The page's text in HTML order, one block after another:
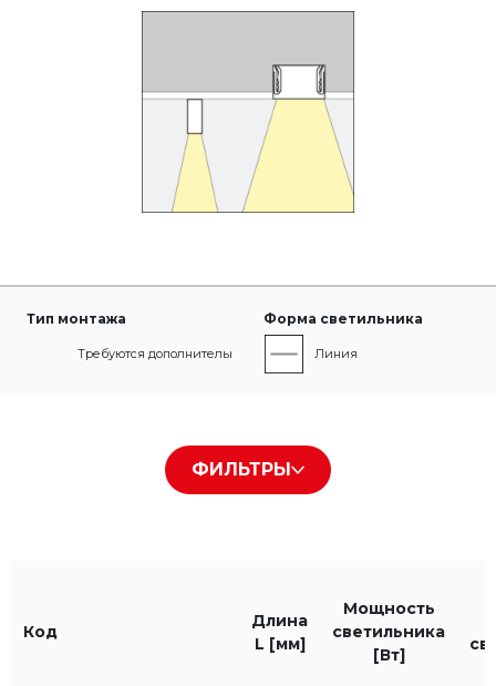
Тип монтажа
Требуются дополнительные монтажные принадлежности
Форма светильника
Линия
Цвет корпуса
Черный RAL9005
ФИЛЬТРЫ
Код
Длина
L [мм]
Мощность
светильника
[Вт]